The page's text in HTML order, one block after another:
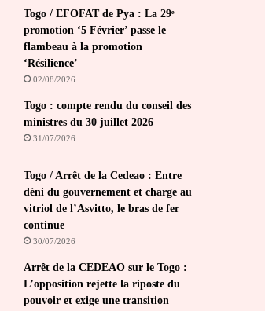
Togo / EFOFAT de Pya : La 29ᵉ
promotion ‘5 Février’ passe le
flambeau à la promotion
‘Résilience’
02/08/2026
Togo : compte rendu du conseil des
ministres du 30 juillet 2026
31/07/2026
Togo / Arrêt de la Cedeao : Entre
déni du gouvernement et charge au
vitriol de l’Asvitto, le bras de fer
continue
30/07/2026
Arrêt de la CEDEAO sur le Togo :
L’opposition rejette la riposte du
pouvoir et exige une transition